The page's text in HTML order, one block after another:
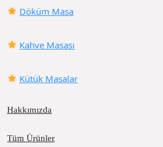
Döküm Masa
Kahve Masası
Kütük Masalar
Hakkımızda
Tüm Ürünler